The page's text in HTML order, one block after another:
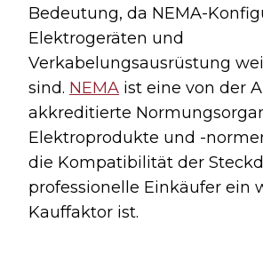
Bedeutung, da NEMA-
Elektrogeräten und
Verkabelungsausrüstung
sind. NEMA ist eine von der
akkreditierte
Elektroprodukte und -
die Kompatibilität der
professionelle Einkäufer ein
Kauffaktor ist.